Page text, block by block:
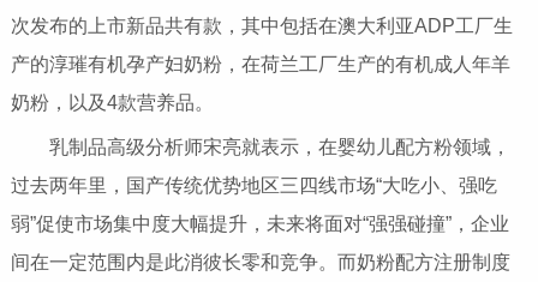
次发布的上市新品共有款，其中包括在澳大利亚ADP工厂生
产的淳璀有机孕产妇奶粉，在荷兰工厂生产的有机成人年羊
奶粉，以及4款营养品。
乳制品高级分析师宋亮就表示，在婴幼儿配方粉领域，
过去两年里，国产传统优势地区三四线市场“大吃小、强吃
弱”促使市场集中度大幅提升，未来将面对“强强碰撞”，企业
间在一定范围内是此消彼长零和竞争。而奶粉配方注册制度